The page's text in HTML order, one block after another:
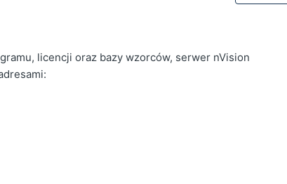
licencji oraz bazy wzorców, serwer nVision